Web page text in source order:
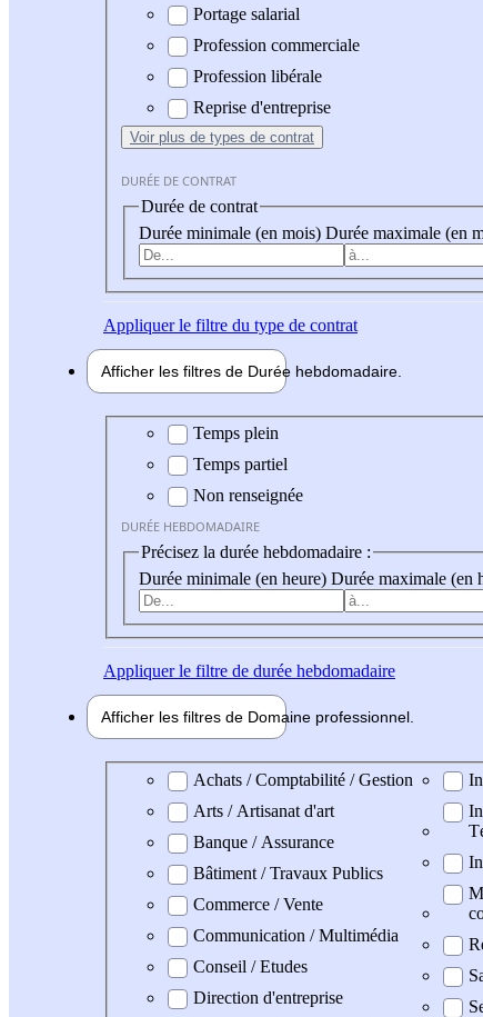
Portage salarial
Profession commerciale
Profession libérale
Reprise d'entreprise
Voir plus de types de contrat
DURÉE DE CONTRAT
Durée de contrat
Durée minimale (en mois) Durée maximale (en
Appliquerle filtre du type de contrat
Afficher les filtres de Durée hebdomadaire
Durée hebdomadaire
Temps plein
Temps partiel
Non renseignée
DURÉE HEBDOMADAIRE
Précisez la durée hebdomadaire :
Durée minimale (en heure) Durée maximale (en
Appliquerle filtre de durée hebdomadaire
Afficher les filtres de Domaine professionnel
Domaine professionel
Achats / Comptabilité / Gestion
Arts / Artisanat d'art
Banque / Assurance
Bâtiment / Travaux Publics
Commerce / Vente
Communication / Multimédia
Conseil / Etudes
Direction d'entreprise